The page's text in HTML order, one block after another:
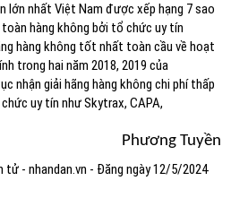
lớn nhất Việt Nam được xếp hạng 7 sao
hàng không bởi tổ chức uy tín
hàng không tốt nhất toàn cầu về hoạt
trong hai năm 2018, 2019 của
nhận giải hãng hàng không chi phí thấp
uy tín như Skytrax, CAPA,
Phương Tuyền
tử - nhandan.vn - Đăng ngày 12/5/2024